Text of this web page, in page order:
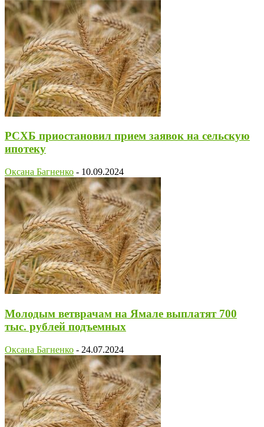
РСХБ приостановил прием заявок на сельскую
ипотеку
Оксана Багненко - 10.09.2024
Молодым ветврачам на Ямале выплатят 700
тыс. рублей подъемных
Оксана Багненко - 24.07.2024